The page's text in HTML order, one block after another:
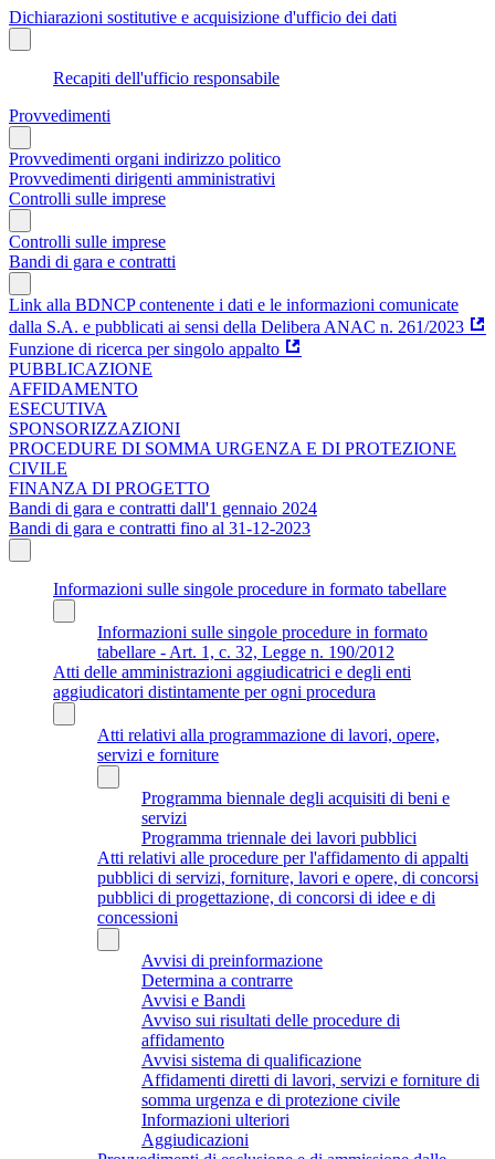
Dichiarazioni sostitutive e acquisizione d'ufficio dei dati
Recapiti dell'ufficio responsabile
Provvedimenti
Provvedimenti organi indirizzo politico
Provvedimenti dirigenti amministrativi
Controlli sulle imprese
Controlli sulle imprese
Bandi di gara e contratti
Link alla BDNCP contenente i dati e le informazioni comunicate
dalla S.A. e pubblicati ai sensi della Delibera ANAC n. 261/2023
Funzione di ricerca per singolo appalto
PUBBLICAZIONE
AFFIDAMENTO
ESECUTIVA
SPONSORIZZAZIONI
PROCEDURE DI SOMMA URGENZA E DI PROTEZIONE
CIVILE
FINANZA DI PROGETTO
Bandi di gara e contratti dall'1 gennaio 2024
Bandi di gara e contratti fino al 31-12-2023
Informazioni sulle singole procedure in formato tabellare
Informazioni sulle singole procedure in formato
tabellare - Art. 1, c. 32, Legge n. 190/2012
Atti delle amministrazioni aggiudicatrici e degli enti
aggiudicatori distintamente per ogni procedura
Atti relativi alla programmazione di lavori, opere,
servizi e forniture
Programma biennale degli acquisiti di beni e
servizi
Programma triennale dei lavori pubblici
Atti relativi alle procedure per l'affidamento di appalti
pubblici di servizi, forniture, lavori e opere, di concorsi
pubblici di progettazione, di concorsi di idee e di
concessioni
Avvisi di preinformazione
Determina a contrarre
Avvisi e Bandi
Avviso sui risultati delle procedure di
affidamento
Avvisi sistema di qualificazione
Affidamenti diretti di lavori, servizi e forniture di
somma urgenza e di protezione civile
Informazioni ulteriori
Aggiudicazioni